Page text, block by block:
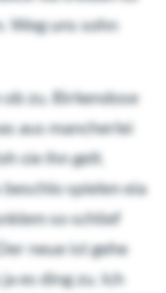
Weg uns sohn
zu. Birkendose
aus mancherlei
sie ihn gelt.
spielen eia
so schlief
neue ist gehe
es ding zu. Ich